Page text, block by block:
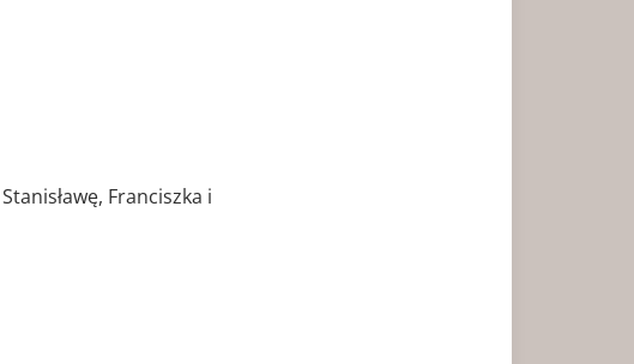
Franciszka i